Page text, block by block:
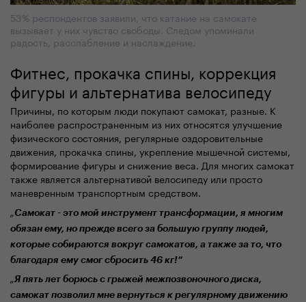
53% респондентов заявили, что катание на самокате
вызывает у них чувство свободы. Следом упоминали
радость, расслабление и наслаждение.
Фитнес, прокачка спины, коррекция
фигуры и альтернатива велосипеду
Причины, по которым люди покупают самокат, разные. К
наиболее распространенным из них относятся улучшение
физического состояния, регулярные оздоровительные
движения, прокачка спины, укрепление мышечной системы,
формированиефигуры и снижение веса. Для многих самокат
также является альтернативой велосипеду или просто
маневренным транспортным средством.
„Самокат - это мой инструмент трансформации, я многим
обязан ему, но прежде всего за большую группу людей,
которые собираются вокруг самокатов, а также за то, что
благодаря ему смогсбросить 46 кг!“
„Я пять лет борюсь с грыжей межпозвоночного диска,
самокат позволил мне вернуться к регулярномудвижению